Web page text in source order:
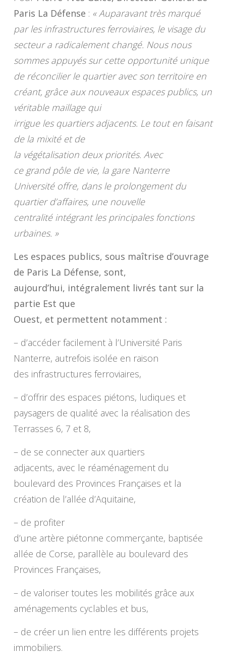
Paris La Défense : « Auparavant très marqué
par les infrastructures ferroviaires, le visage du
secteur a radicalement changé. Nous nous
sommes appuyés sur cette opportunité unique
de réconcilier le quartier avec son territoire en
créant, grâce aux nouveaux espaces publics, un
véritable maillage qui
irrigue les quartiers adjacents. Le tout en faisant
de la mixité et de
la végétalisation deux priorités. Avec
ce grand pôle de vie, la gare Nanterre
Université offre, dans le prolongement du
quartier d’affaires, une nouvelle
centralité intégrant les principales fonctions
urbaines. »
Les espaces publics, sous maîtrise d’ouvrage
de Paris La Défense, sont,
aujourd’hui, intégralement livrés tant sur la
partie Est que
Ouest, et permettent notamment :
– d’accéder facilement à l’Université Paris
Nanterre, autrefois isolée en raison
des infrastructures ferroviaires,
– d’offrir des espaces piétons, ludiques et
paysagers de qualité avec la réalisation des
Terrasses 6, 7 et 8,
– de se connecter aux quartiers
adjacents, avec le réaménagement du
boulevard des Provinces Françaises et la
création de l’allée d’Aquitaine,
– de profiter
d’une artère piétonne commerçante, baptisée
allée de Corse, parallèle au boulevard des
Provinces Françaises,
– de valoriser toutes les mobilités grâce aux
aménagements cyclables et bus,
– de créer un lien entre les différents projets
immobiliers.